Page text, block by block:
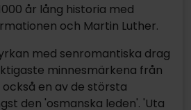
år lång historia med
och Martin Luther.
med senromantiska drag
minnesmärkena från
en av de största
den 'osmanska leden'. 'Uta